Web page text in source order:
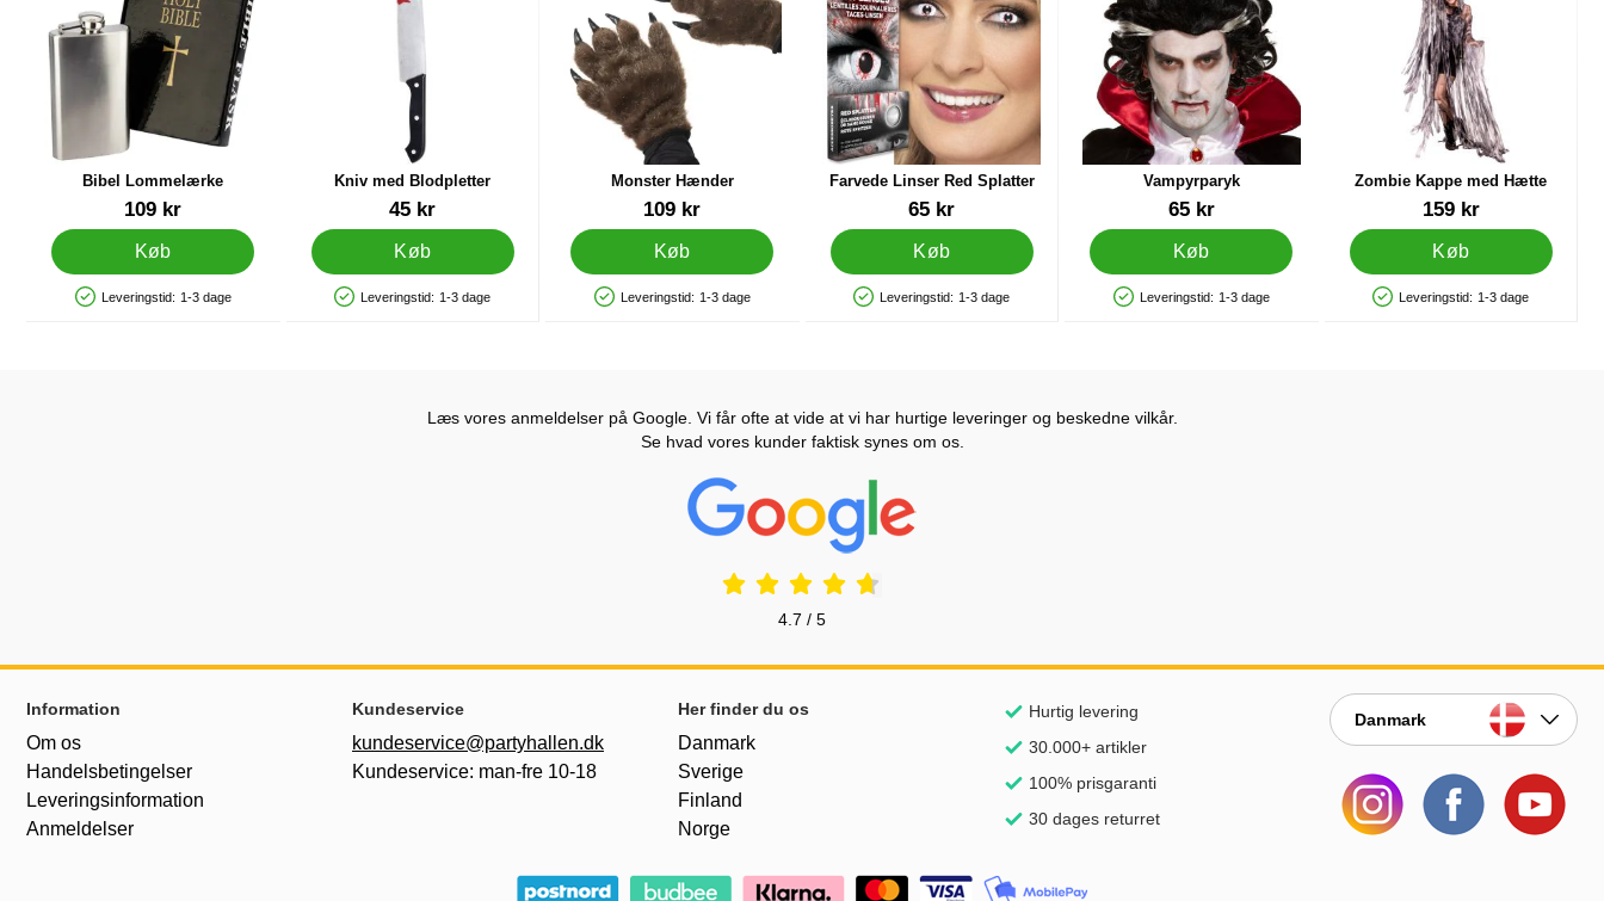
Bibel Lommelærke
109 kr
Køb
Produkttilgængelighed: På lager
Leveringstid: 1-3 dage
Kniv med Blodpletter
45 kr
Køb
Produkttilgængelighed: På lager
Leveringstid: 1-3 dage
Monster Hænder
Varenr 13405109 kr
Køb
Produkttilgængelighed: På lager
Leveringstid: 1-3 dage
Farvede Linser Red Splatter
65 kr
Køb
Produkttilgængelighed: På lager
Leveringstid: 1-3 dage
Vampyrparyk
65 kr
Køb
Produkttilgængelighed: På lager
Leveringstid: 1-3 dage
Zombie Kappe med Hætte
Varenr 86830159 kr
Køb
Produkttilgængelighed: På lager
Leveringstid: 1-3 dage
Læs vores anmeldelser på Google. Vi får ofte at vide at vi har hurtige leveringer og beskedne vilkår.
Se hvad vores kunder faktisk synes om os.
Prisjakt Anmeldelser: 4.7 Stjerne
4.7 / 5
Sidefodsinhold Blandet info og links
Information
Om os
Handelsbetingelser
Leveringsinformation
Anmeldelser
Kundeservice
kundeservice@partyhallen.dk
Kundeservice: man-fre 10-18
Her finder du os
Danmark
Sverige
Finland
Norge
Hurtig levering
30.000+ artikler
100% prisgaranti
30 dages returret
Danmark